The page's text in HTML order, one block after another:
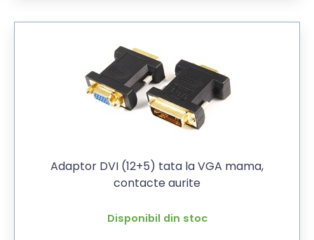
Adaptor DVI (12+5) tata la VGA mama,
contacte aurite
Disponibil din stoc